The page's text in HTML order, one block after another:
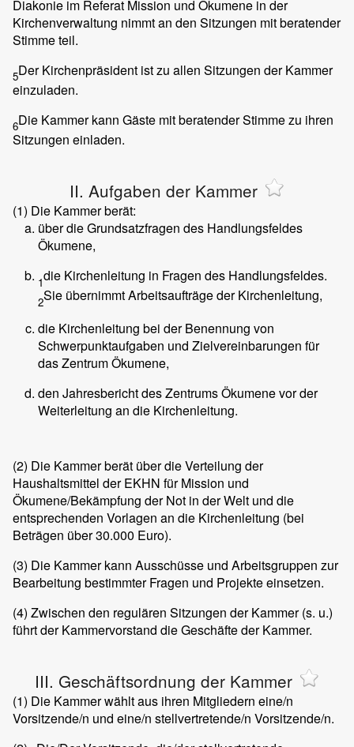
Diakonie im Referat Mission und Ökumene in der
Kirchenverwaltung nimmt an den Sitzungen mit beratender
Stimme teil.
5Der Kirchenpräsident ist zu allen Sitzungen der Kammer
einzuladen.
6Die Kammer kann Gäste mit beratender Stimme zu ihren
Sitzungen einladen.
II. Aufgaben der Kammer
(1) Die Kammer berät:
über die Grundsatzfragen des Handlungsfeldes
Ökumene,
1die Kirchenleitung in Fragen des Handlungsfeldes.
2Sie übernimmt Arbeitsaufträge der Kirchenleitung,
die Kirchenleitung bei der Benennung von
Schwerpunktaufgaben und Zielvereinbarungen für
das Zentrum Ökumene,
den Jahresbericht des Zentrums Ökumene vor der
Weiterleitung an die Kirchenleitung.
(2) Die Kammer berät über die Verteilung der
Haushaltsmittel der EKHN für Mission und
Ökumene/Bekämpfung der Not in der Welt und die
entsprechenden Vorlagen an die Kirchenleitung (bei
Beträgen über 30.000 Euro).
(3) Die Kammer kann Ausschüsse und Arbeitsgruppen zur
Bearbeitung bestimmter Fragen und Projekte einsetzen.
(4) Zwischen den regulären Sitzungen der Kammer (s. u.)
führt der Kammervorstand die Geschäfte der Kammer.
III. Geschäftsordnung der Kammer
(1) Die Kammer wählt aus ihren Mitgliedern eine/n
Vorsitzende/n und eine/n stellvertretende/n Vorsitzende/n.